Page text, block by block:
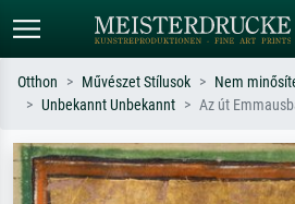
Keressen művész, műcím vagy stílus
szerint – pl. Monet, Csillagos éj,
Írja
piros
Otthon Művészet Stílusok
Nem
Unbekannt Unbekannt
Az út